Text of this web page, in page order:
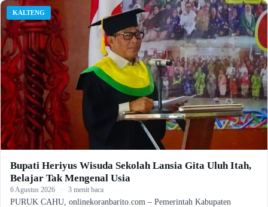
KALTENG
Bupati Heriyus Wisuda Sekolah Lansia Gita Uluh Itah,
Belajar Tak Mengenal Usia
6 Agustus 2026 · 3 menit baca
PURUK CAHU, onlinekoranbarito.com – Pemerintah Kabupaten